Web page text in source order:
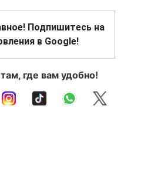
Подпишитесь на
в Google!
где вам удобно!